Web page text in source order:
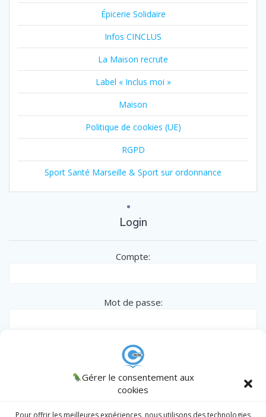
Gérer le consentement aux
cookies
Pour offrir les meilleures expériences, nous utilisons des technologies
Épicerie Solidaire
Infos CINCLUS
La Maison recrute
Label « Inclus moi »
Maison
Politique de cookies (UE)
RGPD
Sport Santé Marseille & Sport sur ordonnance
Login
Compte:
Mot de passe:
Remember me
|Lost password?
CINCLUS
© 2026 CINCLUS
spécialiste de l'Inclusion des personnes en
situation particulière - Association W133036538 .
Admin/